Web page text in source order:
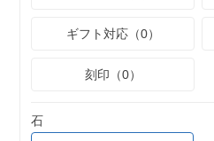
ギフト対応（0）
刻印（0）
石